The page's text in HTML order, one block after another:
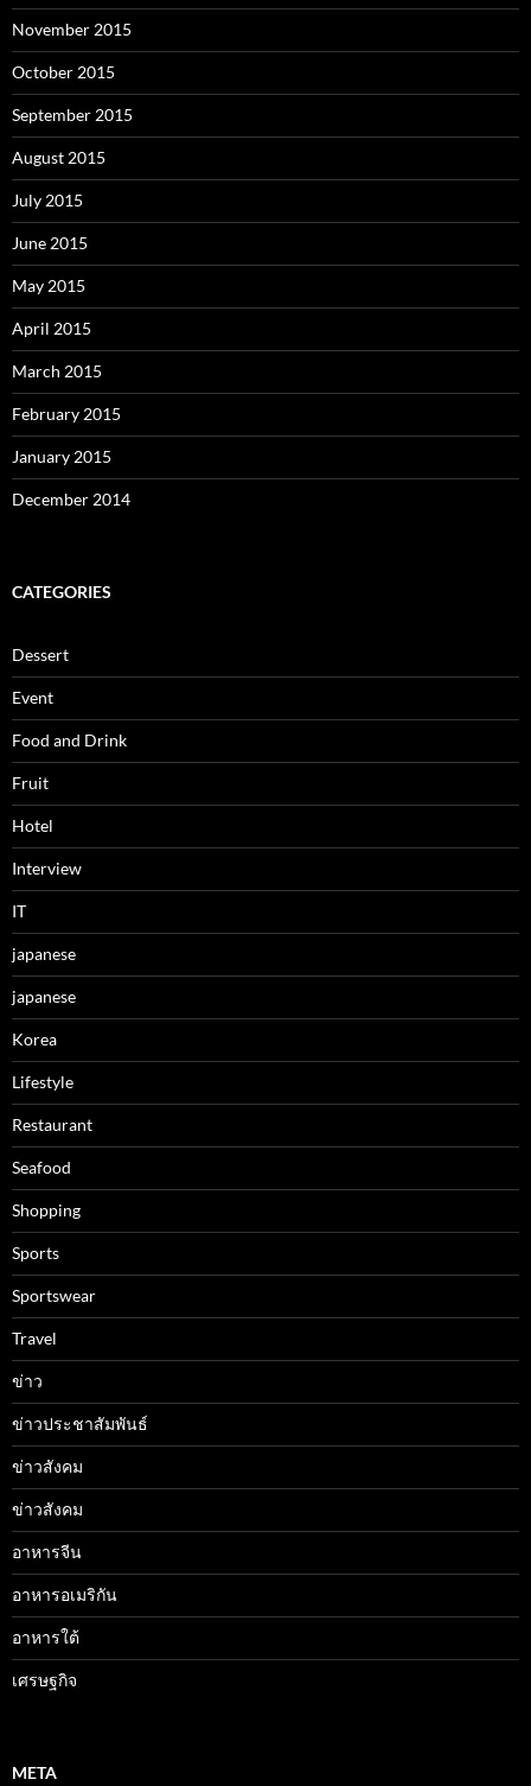
November 2015
October 2015
September 2015
August 2015
July 2015
June 2015
May 2015
April 2015
March 2015
February 2015
January 2015
December 2014
CATEGORIES
Dessert
Event
Food and Drink
Fruit
Hotel
Interview
IT
japanese
japanese
Korea
Lifestyle
Restaurant
Seafood
Shopping
Sports
Sportswear
Travel
ข่าว
ข่าวประชาสัมพันธ์
ข่าวสังคม
ข่าวสังคม
อาหารจีน
อาหารอเมริกัน
อาหารใต้
เศรษฐกิจ
META